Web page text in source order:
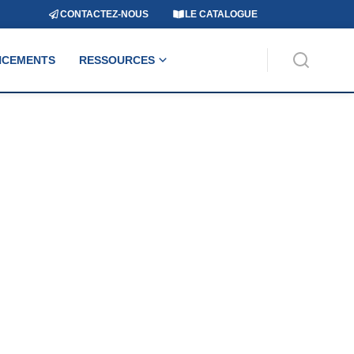
CONTACTEZ-NOUS LE CATALOGUE
RESSOURCES